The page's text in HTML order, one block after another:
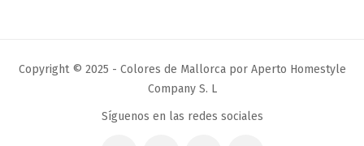
Copyright © 2025 - Colores de Mallorca por Aperto Homestyle
Company S. L
Síguenos en las redes sociales